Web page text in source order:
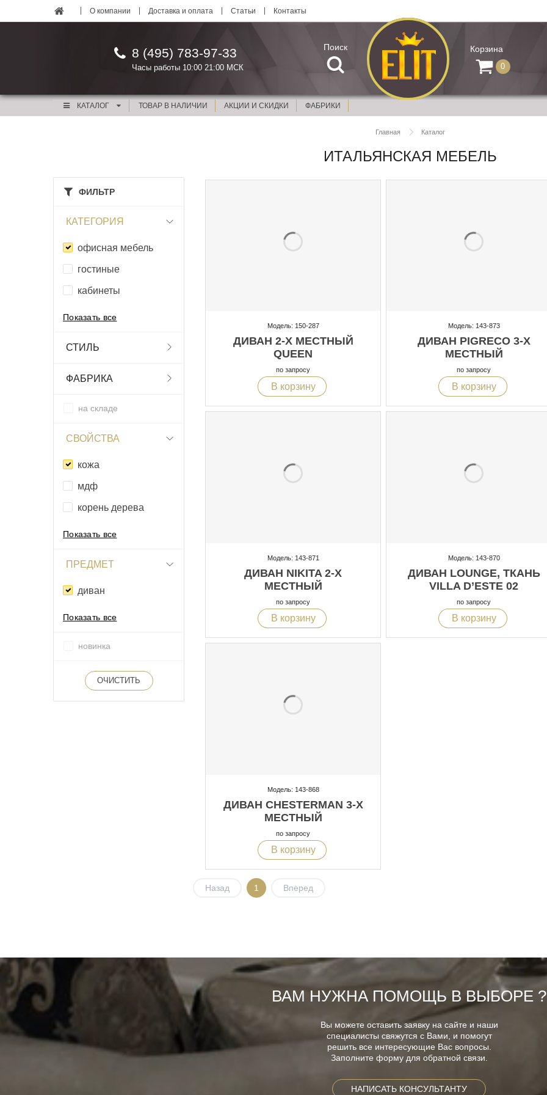
О компании Доставка и оплата Статьи Контакты
8 (495) 783-97-33
Часы работы 10:00 21:00 МСК
Поиск Корзина
0
КАТАЛОГ ТОВАР В НАЛИЧИИ АКЦИИ И СКИДКИ ФАБРИКИ
Главная Каталог
ИТАЛЬЯНСКАЯ МЕБЕЛЬ
ФИЛЬТР
КАТЕГОРИЯ
офисная мебель
гостиные
кабинеты
Показать все
СТИЛЬ
ФАБРИКА
на складе
СВОЙСТВА
кожа
мдф
корень дерева
Показать все
ПРЕДМЕТ
диван
Показать все
новинка
ОЧИСТИТЬ
Модель: 150-287
ДИВАН 2-Х МЕСТНЫЙ
QUEEN
по запросу
В корзину
Модель: 143-873
ДИВАН PIGRECO 3-Х
МЕСТНЫЙ
по запросу
В корзину
Модель: 143-871
ДИВАН NIKITA 2-Х
МЕСТНЫЙ
по запросу
В корзину
Модель: 143-870
ДИВАН LOUNGE, ТКАНЬ
VILLA D’ESTE 02
по запросу
В корзину
Модель: 143-868
ДИВАН CHESTERMAN 3-Х
МЕСТНЫЙ
по запросу
В корзину
Назад 1 Вперед
ВАМ НУЖНА ПОМОЩЬ В ВЫБОРЕ ?
Вы можете оставить заявку на сайте и наши
специалисты свяжутся с Вами, и помогут
решить все интересующие Вас вопросы.
Заполните форму для обратной связи.
НАПИСАТЬ КОНСУЛЬТАНТУ